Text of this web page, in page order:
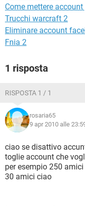
Come mettere
Trucchi warcraft 2
Eliminare account
Fnia 2
1 risposta
RISPOSTA 1 / 1
rosaria65
9 apr 2010 alle
ciao se disattivo
toglie account che
per esempio 250
30 amici ciao